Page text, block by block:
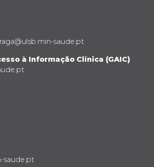
saude.pt
à Informação Clínica (GAIC)
saude.pt